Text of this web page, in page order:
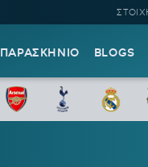
ΠΑΡΑΣΚΗΝΙΟ BLOGS